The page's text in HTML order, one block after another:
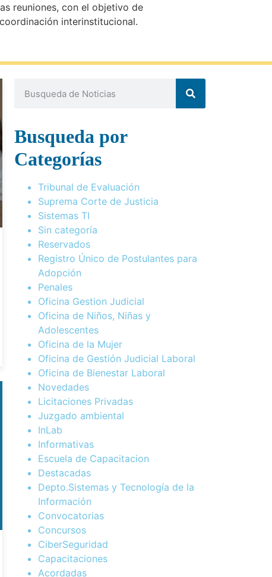
reuniones, con el objetivo de
interinstitucional.
Busqueda por
Categorías
Tribunal de Evaluación
Suprema Corte de Justicia
Sistemas TI
Sin categoría
Reservados
Registro Único de Postulantes para
Adopción
Penales
Oficina Gestion Judicial
Oficina de Niños, Niñas y
Adolescentes
Oficina de la Mujer
Oficina de Gestión Judicial Laboral
Oficina de Bienestar Laboral
Novedades
Licitaciones Privadas
Juzgado ambiental
InLab
Informativas
Escuela de Capacitacion
Destacadas
Depto.Sistemas y Tecnología de la
Información
Convocatorias
Concursos
CiberSeguridad
Capacitaciones
Acordadas